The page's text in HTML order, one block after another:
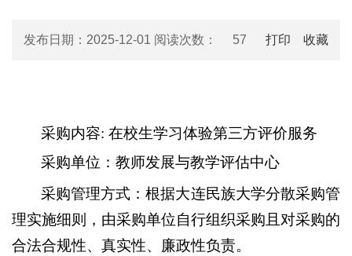
发布日期：2025-12-01 阅读次数： 57 打印 收藏
采购内容: 在校生学习体验第三方评价服务
采购单位：教师发展与教学评估中心
采购管理方式：根据大连民族大学分散采购管
理实施细则，由采购单位自行组织采购且对采购的
合法合规性、真实性、廉政性负责。